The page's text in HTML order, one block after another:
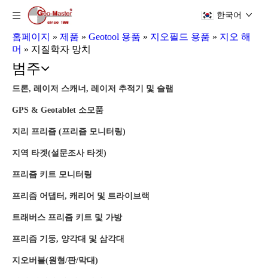
한국어
홈페이지 » 제품 » Geotool 용품 » 지오필드 용품 » 지오 해
머 » 지질학자 망치
범주
드론, 레이저 스캐너, 레이저 추적기 및 슬램
GPS & Geotablet 소모품
지리 프리즘 (프리즘 모니터링)
지역 타겟(설문조사 타겟)
프리즘 키트 모니터링
프리즘 어댑터, 캐리어 및 트라이브랙
트래버스 프리즘 키트 및 가방
프리즘 기둥, 양각대 및 삼각대
지오버블(원형/판/막대)